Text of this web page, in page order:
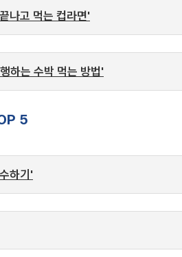
나고 먹는 컵라면'
하는 수박 먹는 방법'
5
하기'